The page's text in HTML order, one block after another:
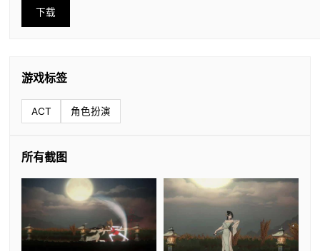
下载
游戏标签
ACT 角色扮演
所有截图